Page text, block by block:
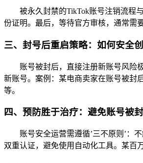
被永久封禁的TikTok账号注销流程
份证明。最后，等待官方审核，通常需
三、封号后重启策略：如何安全
账号被封后，直接注册新账号风险
新账号。案例：某电商卖家在账号被封
等。
四、预防胜于治疗：避免账号被
账号安全运营需遵循’三不原则’：
双重认证，避免使用自动化工具。某百